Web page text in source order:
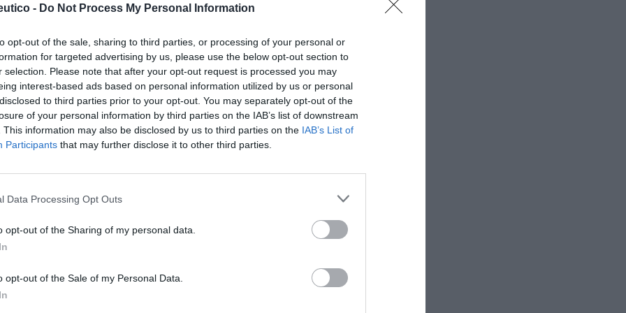
- Do Not Process My Personal Information
opt-out of the sale, sharing to third parties, or processing of your personal or
for targeted advertising by us, please use the below opt-out section to
selection. Please note that after your opt-out request is processed you may
interest-based ads based on personal information utilized by us or personal
to third parties prior to your opt-out. You may separately opt-out of the
of your personal information by third parties on the IAB’s list of downstream
This information may also be disclosed by us to third parties on the IAB’s List of
Participants that may further disclose it to other third parties.
Data Processing Opt Outs
opt-out of the Sharing of my personal data.
opt-out of the Sale of my Personal Data.
y novedades Redacción
15/06/2026
de la población española sobre la protección
un aumento de la compra de fotoprotectores desde
meses del año
refuerza su gama Sun Care
fotoprotección integral de alta
y texturas ultraligeras
e hidratación para cuidar la piel antes, durante y
no hay tratamiento
eficaz”: la clave para
manchas y el envejecimiento